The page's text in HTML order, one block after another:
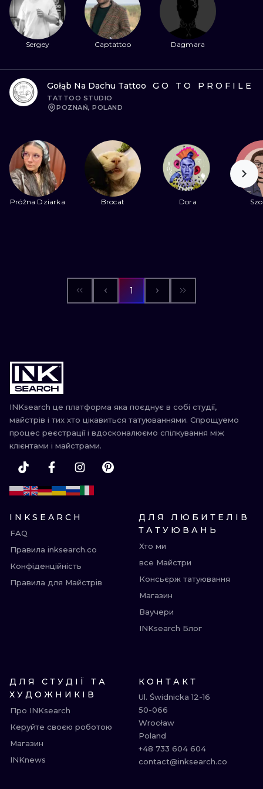
Sergey Captattoo Dagmara
Gołąb Na Dachu Tattoo
TATTOO STUDIO
POZNAŃ, POLAND
GO TO PROFILE
Próżna Dziarka Brocat Dora
1
INKsearch це платформа яка поєднує в собі студії,
майстрів і тих хто цікавиться татуюваннями. Спрощуемо
процес реєстрації і вдосконалюємо спілкування між
клієнтами і майстрами.
INKSEARCH
FAQ
Правила inksearch.co
Конфіденційність
Правила для Майстрів
ДЛЯ ЛЮБИТЕЛІВ
ТАТУЮВАНЬ
Хто ми
все Майстри
Консьєрж татуювання
Магазин
Ваучери
INKsearch Блог
ДЛЯ СТУДІЇ ТА
ХУДОЖНИКІВ
Про INKsearch
Керуйте своєю роботою
Магазин
INKnews
КОНТАКТ
Ul. Świdnicka 12-16
50-066
Wrocław
Poland
+48 733 604 604
contact@inksearch.co